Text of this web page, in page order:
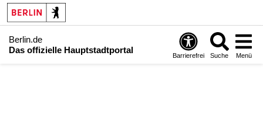
Berlin.de
Das offizielle Hauptstadtportal
Barrierefrei Suche Menü